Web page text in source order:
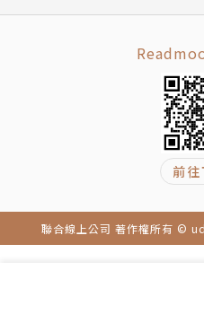
中獲得滋養自己的養分：
書寫的過程中，你不一定會
但一定會在過程中體驗到
或許會對生活更有感受；
還能活化手指與頭腦；或
【格式說明】
左頁閱讀，右頁書寫。
右頁可以寫下全文，可以
前往
聯合線上公司 著作權所有 ©